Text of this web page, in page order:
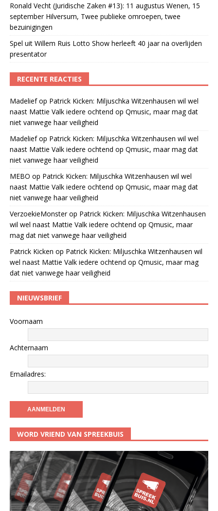
Ronald Vecht (Juridische Zaken #13): 11 augustus Wenen, 15
september Hilversum, Twee publieke omroepen, twee
bezuinigingen
Spel uit Willem Ruis Lotto Show herleeft 40 jaar na overlijden
presentator
RECENTE REACTIES
Madeliefop Patrick Kicken: Miljuschka Witzenhausen wil wel
naast Mattie Valk iedere ochtend op Qmusic, maar mag dat
niet vanwege haar veiligheid
Madeliefop Patrick Kicken: Miljuschka Witzenhausen wil wel
naast Mattie Valk iedere ochtend op Qmusic, maar mag dat
niet vanwege haar veiligheid
MEBO op Patrick Kicken: Miljuschka Witzenhausen wil wel
naast Mattie Valk iedere ochtend op Qmusic, maar mag dat
niet vanwege haar veiligheid
VerzoekieMonsterop Patrick Kicken: Miljuschka Witzenhausen
wil wel naast Mattie Valk iedere ochtend op Qmusic, maar
mag dat niet vanwege haar veiligheid
Patrick Kicken op Patrick Kicken: Miljuschka Witzenhausen wil
wel naast Mattie Valk iedere ochtend op Qmusic, maar mag
dat niet vanwege haar veiligheid
NIEUWSBRIEF
Voornaam
Achternaam
Emailadres:
WORD VRIEND VAN SPREEKBUIS